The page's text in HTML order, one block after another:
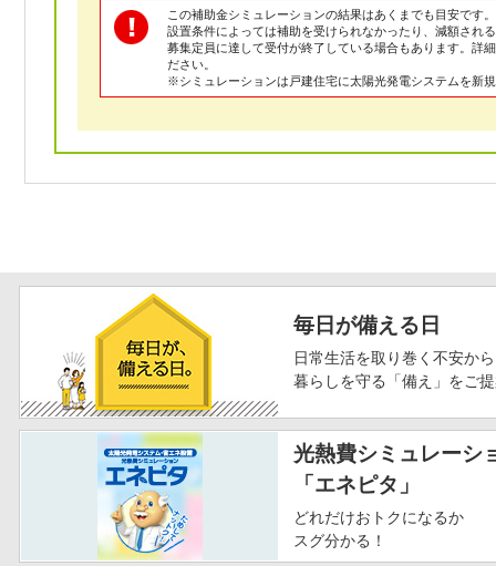
この補助金シミュレーションの結果はあくまでも目安です。
設置条件によっては補助を受けられなかったり、減額され
募集定員に達して受付が終了している場合もあります。詳
ださい。
※シミュレーションは戸建住宅に太陽光発電システムを新
毎日が備える日
日常生活を取り巻く不安から
暮らしを守る「備え」をご
光熱費シミュレーシ
「エネピタ」
どれだけおトクになるか
スグ分かる！